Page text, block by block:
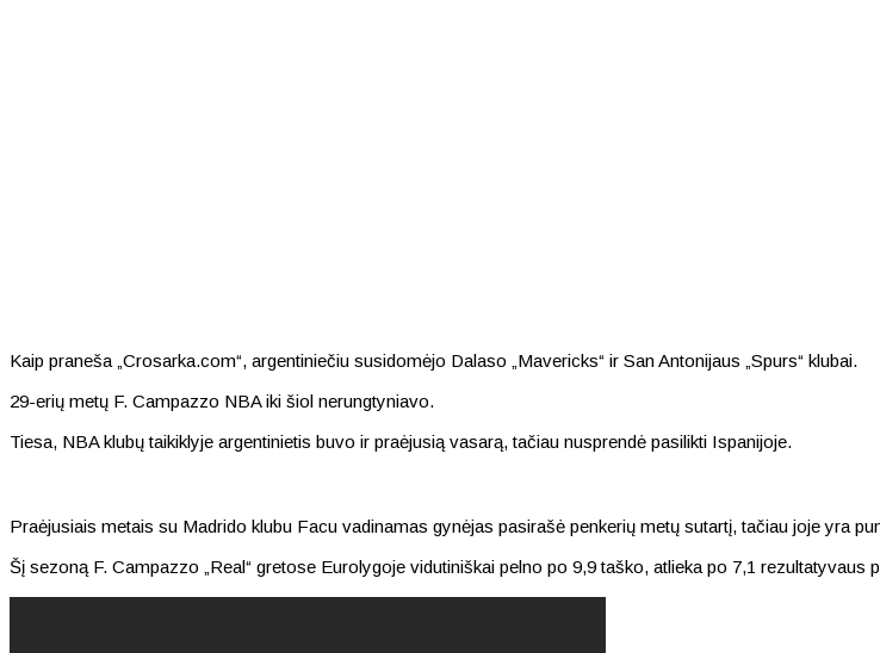
Kaip praneša „Crosarka.com“, argentiniečiu susidomėjo Dalaso „Mavericks“ ir San Antonijaus „Spurs“ klubai.
29-erių metų F. Campazzo NBA iki šiol nerungtyniavo.
Tiesa, NBA klubų taikiklyje argentinietis buvo ir praėjusią vasarą, tačiau nusprendė pasilikti Ispanijoje.
Praėjusiais metais su Madrido klubu Facu vadinamas gynėjas pasirašė penkerių metų sutartį, tačiau joje yra
Šį sezoną F. Campazzo „Real“ gretose Eurolygoje vidutiniškai pelno po 9,9 taško, atlieka po 7,1